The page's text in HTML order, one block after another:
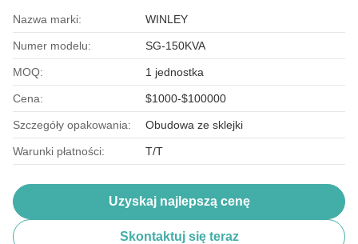
Nazwa marki: WINLEY
Numer modelu: SG-150KVA
MOQ: 1 jednostka
Cena: $1000-$100000
Szczegóły opakowania: Obudowa ze sklejki
Warunki płatności: T/T
Uzyskaj najlepszą cenę
Skontaktuj się teraz